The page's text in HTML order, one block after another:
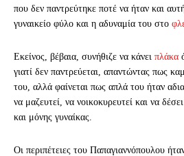
που δεν παντρεύτηκε ποτέ να ήταν και
γυναικείο φύλο και η αδυναμία του στο
Εκείνος, βέβαια, συνήθιζε να κάνει πλάκα
γιατί δεν παντρεύεται, απαντώντας πως
του, αλλά φαίνεται πως απλά του ήταν
να μαζευτεί, να νοικοκυρευτεί και να
και μόνης γυναίκας.
Οι περιπέτειες του Παπαγιαννόπουλου